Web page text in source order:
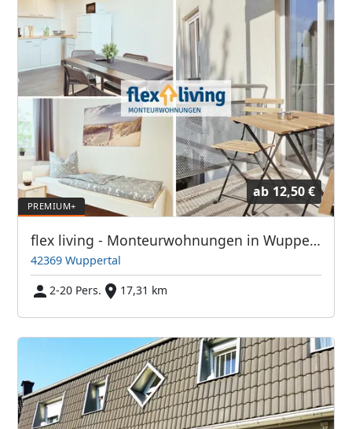
ab 12,50 €
flex living - Monteurwohnungen in Wuppertal (DEU|EN|PL|HU|RU)
42369 Wuppertal
2-20 Pers.
17,31 km